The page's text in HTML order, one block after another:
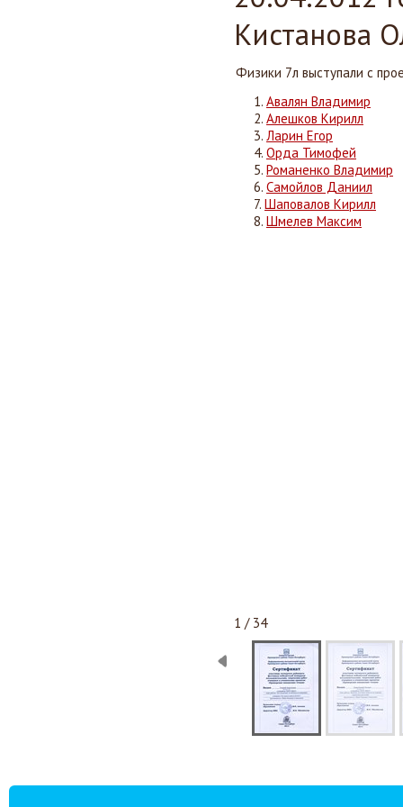
Кистанова
Физики 7л выступали с
Авалян Владимир
Алешков Кирилл
Ларин Егор
Орда Тимофей
Романенко Владимир
Самойлов Даниил
Шаповалов Кирилл
Шмелев Максим
1 / 34